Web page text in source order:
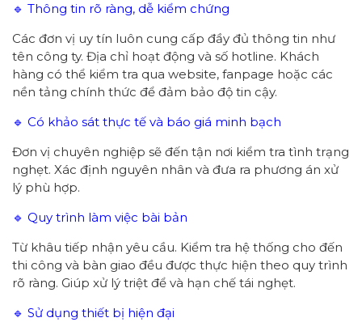
🔹 Thông tin rõ ràng, dễ kiểm chứng
Các đơn vị uy tín luôn cung cấp đầy đủ thông tin như
tên công ty. Địa chỉ hoạt động và số hotline. Khách
hàng có thể kiểm tra qua website, fanpage hoặc các
nền tảng chính thức để đảm bảo độ tin cậy.
🔹 Có khảo sát thực tế và báo giá minh bạch
Đơn vị chuyên nghiệp sẽ đến tận nơi kiểm tra tình trạng
nghẹt. Xác định nguyên nhân và đưa ra phương án xử
lý phù hợp.
🔹 Quy trình làm việc bài bản
Từ khâu tiếp nhận yêu cầu. Kiểm tra hệ thống cho đến
thi công và bàn giao đều được thực hiện theo quy trình
rõ ràng. Giúp xử lý triệt để và hạn chế tái nghẹt.
🔹 Sử dụng thiết bị hiện đại